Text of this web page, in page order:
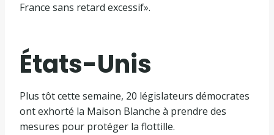
France sans retard excessif».
États-Unis
Plus tôt cette semaine, 20 législateurs démocrates
ont exhorté la Maison Blanche à prendre des
mesures pour protéger la flottille.